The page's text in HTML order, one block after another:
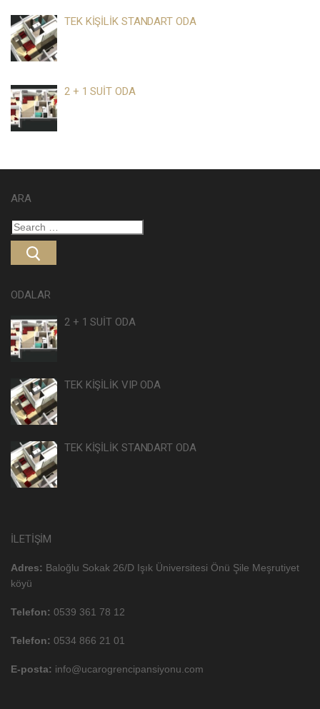
TEK KİŞİLİK STANDART ODA
2 + 1 SUİT ODA
ARA
ODALAR
2 + 1 SUİT ODA
TEK KİŞİLİK VIP ODA
TEK KİŞİLİK STANDART ODA
İLETIŞIM
Adres: Baloğlu Sokak 26/D Işık Üniversitesi Önü Şile Meşrutiyet
köyü
Telefon: 0539 361 78 12
Telefon: 0534 866 21 01
E-posta: info@ucarogrencipansiyonu.com